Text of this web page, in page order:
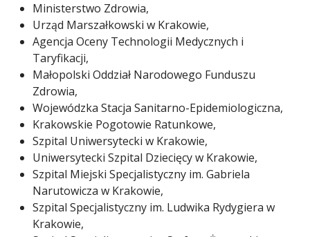
Ministerstwo Zdrowia,
Urząd Marszałkowski w Krakowie,
Agencja Oceny Technologii Medycznych i
Taryfikacji,
Małopolski Oddział Narodowego Funduszu
Zdrowia,
Wojewódzka Stacja Sanitarno-Epidemiologiczna,
Krakowskie Pogotowie Ratunkowe,
Szpital Uniwersytecki w Krakowie,
Uniwersytecki Szpital Dziecięcy w Krakowie,
Szpital Miejski Specjalistyczny im. Gabriela
Narutowicza w Krakowie,
Szpital Specjalistyczny im. Ludwika Rydygiera w
Krakowie,